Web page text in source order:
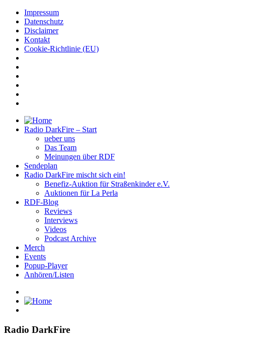
Impressum
Datenschutz
Disclaimer
Kontakt
Cookie-Richtlinie (EU)
Radio DarkFire – Start
ueber uns
Das Team
Meinungen über RDF
Sendeplan
Radio DarkFire mischt sich ein!
Benefiz-Auktion für Straßenkinder e.V.
Auktionen für La Perla
RDF-Blog
Reviews
Interviews
Videos
Podcast Archive
Merch
Events
Popup-Player
Anhören/Listen
Radio DarkFire